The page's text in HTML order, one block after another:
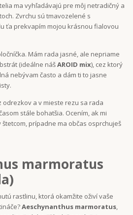
ma vyhľadávajú pre môj netradičný a
Zvrchu sú tmavozelené s
ťa prekvapím mojou krásnou fialovou
Mám rada jasné, ale nepriame
(ideálne nášAROID mix), cez ktorý
nebývam často a dám ti to jasne
odrezkov a v mieste rezu sa rada
stále bohatšia. Ocením, ak mi
prípadne ma občas osprchuješ
marmoratus
rastlinu, ktorá okamžite oživí vaše
Aeschynanthus marmoratus,